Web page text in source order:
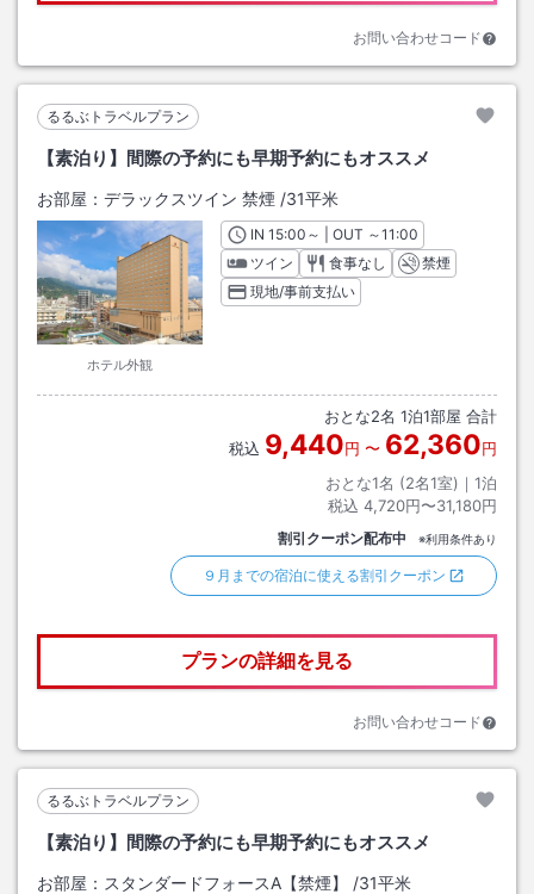
お問い合わせコード
るるぶトラベルプラン
【素泊り】間際の予約にも早期予約にもオススメ
お部屋： デラックスツイン 禁煙 /31平米
ホテル外観
INチェックイン
15:00 ～ | OUT チェックアウト
～11:00
ツイン
食事なし
禁煙
現地/事前支払い
おとな2名 1泊1部屋 合計
税込 9,440円 〜 62,360円
おとな1名 (2名1室)｜ 1泊
税込 4,720円〜31,180円
割引クーポン配布中 ※利用条件あり
９月までの宿泊に使える割引クーポン
プランの詳細を見る
お問い合わせコード
るるぶトラベルプラン
【素泊り】間際の予約にも早期予約にもオススメ
お部屋： スタンダードフォースA【禁煙】 /31平米